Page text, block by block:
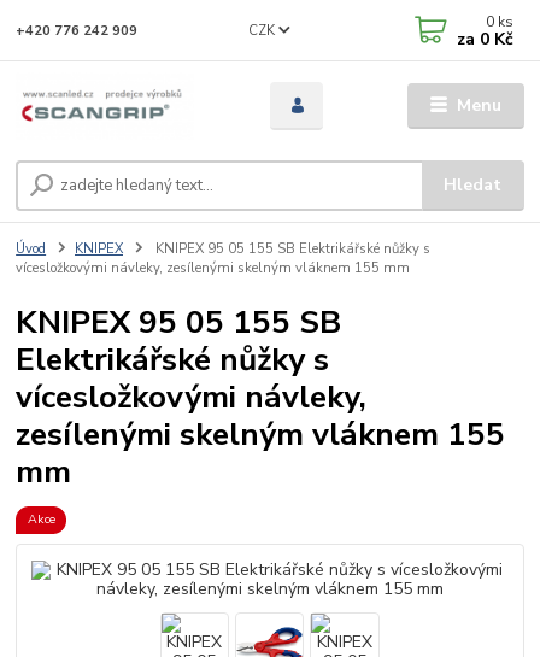
Menu
CZK
Hledat
+420 776 242 909 0 ks
za 0 Kč
Úvod KNIPEX
KNIPEX 95 05 155 SB Elektrikářské nůžky s
vícesložkovými návleky, zesílenými skelným vláknem 155 mm
KNIPEX 95 05 155 SB
Elektrikářské nůžky s
vícesložkovými návleky,
zesílenými skelným vláknem 155
mm
Akce